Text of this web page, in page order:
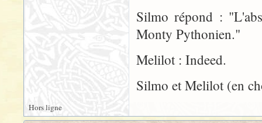
Silmo répond :
Monty Pythonien."
Melilot : Indeed.
Silmo et Melilot (en
Hors ligne